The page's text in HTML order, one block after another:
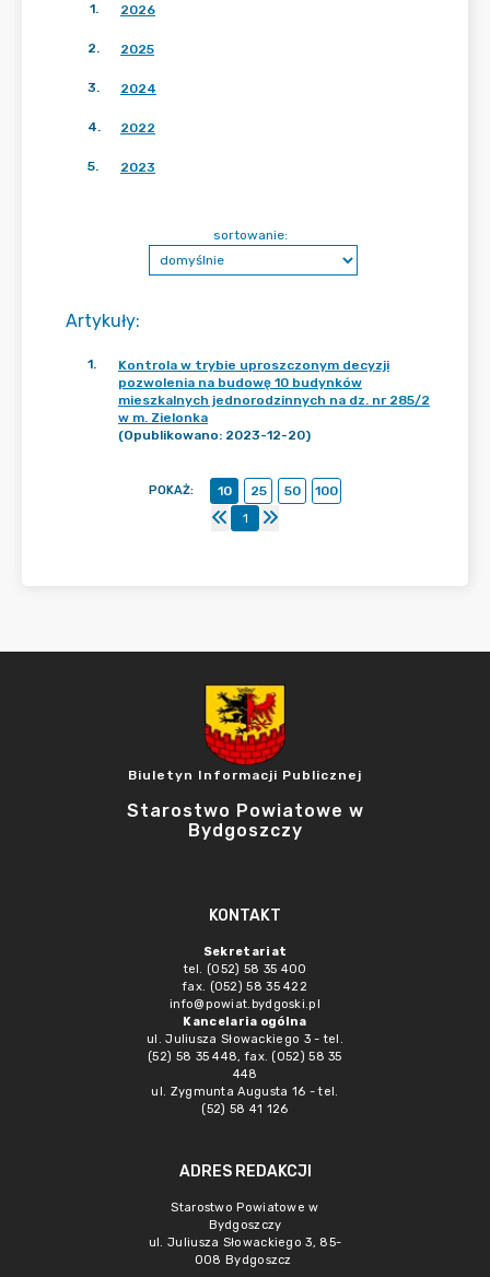
1. 2026
2. 2025
3. 2024
4. 2022
5. 2023
Artykuły:
sortowanie:
1.
Kontrola w trybie uproszczonym decyzji
pozwolenia na budowę 10 budynków
mieszkalnych jednorodzinnych na dz. nr 285/2
w m. Zielonka
(Opublikowano: 2023-12-20)
POKAŻ: 10 25 50
100
1
Biuletyn Informacji Publicznej
Starostwo Powiatowe w
Bydgoszczy
KONTAKT
Sekretariat
tel. (052) 58 35 400
fax. (052) 58 35 422
info@powiat.bydgoski.pl
Kancelaria ogólna
ul. Juliusza Słowackiego 3 - tel.
(52) 58 35 448, fax. (052) 58 35
448
ul. Zygmunta Augusta 16 - tel.
(52) 58 41 126
ADRES REDAKCJI
Starostwo Powiatowe w
Bydgoszczy
ul. Juliusza Słowackiego 3, 85-
008 Bydgoszcz